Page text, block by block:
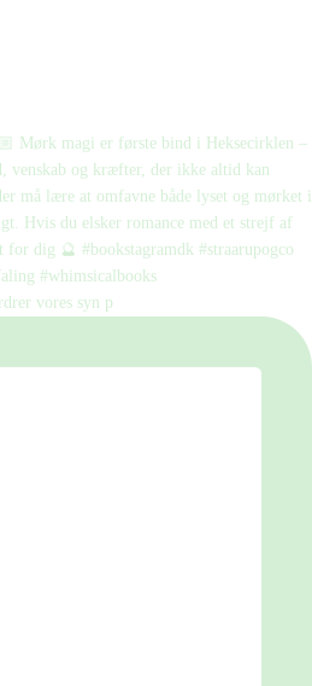
vores syn p